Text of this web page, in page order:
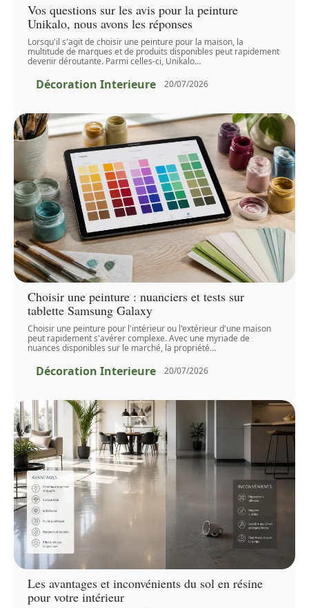
Vos questions sur les avis pour la peinture
Unikalo, nous avons les réponses
Lorsqu'il s'agit de choisir une peinture pour la maison, la
multitude de marques et de produits disponibles peut rapidement
devenir déroutante. Parmi celles-ci, Unikalo…
Décoration Interieure 20/07/2026
Choisir une peinture : nuanciers et tests sur
tablette Samsung Galaxy
Choisir une peinture pour l'intérieur ou l'extérieur d'une maison
peut rapidement s'avérer complexe. Avec une myriade de
nuances disponibles sur le marché, la propriété…
Décoration Interieure 20/07/2026
Les avantages et inconvénients du sol en résine
pour votre intérieur